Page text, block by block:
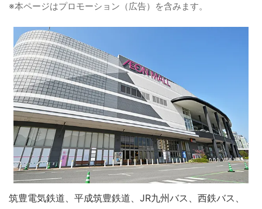
※本ページはプロモーション（広告）を含みます。
筑豊電気鉄道、平成筑豊鉄道、JR九州バス、西鉄バス、